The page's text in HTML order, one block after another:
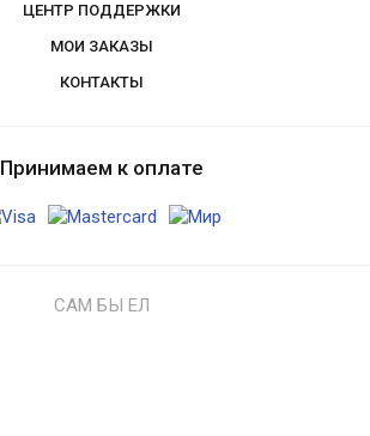
ЦЕНТР ПОДДЕРЖКИ
МОИ ЗАКАЗЫ
КОНТАКТЫ
Принимаем к оплате
САМ БЫ ЕЛ